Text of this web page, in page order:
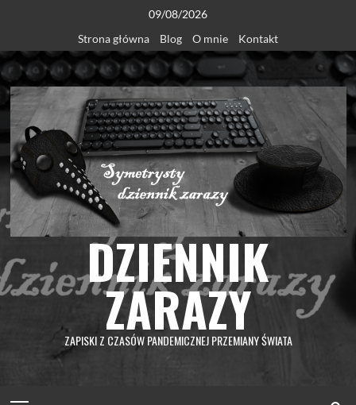
content
09/08/2026
Strona główna
Blog O mnie Kontakt
DZIENNIK
ZARAZY
ZAPISKI Z CZASÓW PANDEMICZNEJ PRZEMIANY ŚWIATA